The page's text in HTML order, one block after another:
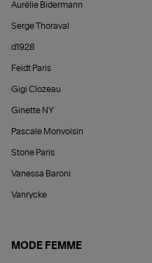
Aurélie Bidermann
Serge Thoraval
d1928
Feidt Paris
Gigi Clozeau
Ginette NY
Pascale Monvoisin
Stone Paris
Vanessa Baroni
Vanrycke
MODE FEMME